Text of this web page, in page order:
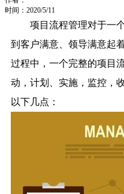
时间：2020/5/11
项目流程管理对于一
到客户满意、领导满意起
过程中，一个完整的项目
动，计划、实施，监控，
以下几点：